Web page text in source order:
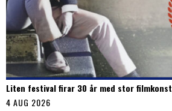
Liten festival firar 30 år med stor filmkonst
4 AUG 2026